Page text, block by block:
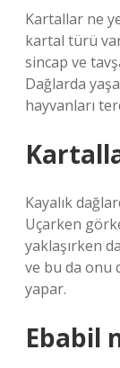
Kartallar ne
kartal türü
sincap ve
Dağlarda
hayvanları
Kayalık
Uçarken
yaklaşırken
ve bu da onu
yapar.
Ebabil